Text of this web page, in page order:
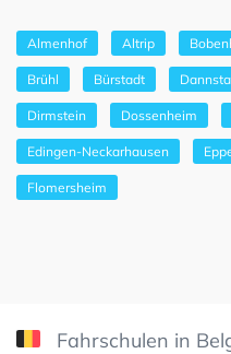
Almenhof Altrip
Brühl Bürstadt
Dirmstein Dossenheim
Edingen-Neckarhausen
Flomersheim
Fahrschulen in